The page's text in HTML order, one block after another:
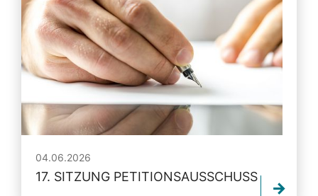
04.06.2026
17. SITZUNG PETITIONSAUSSCHUSS